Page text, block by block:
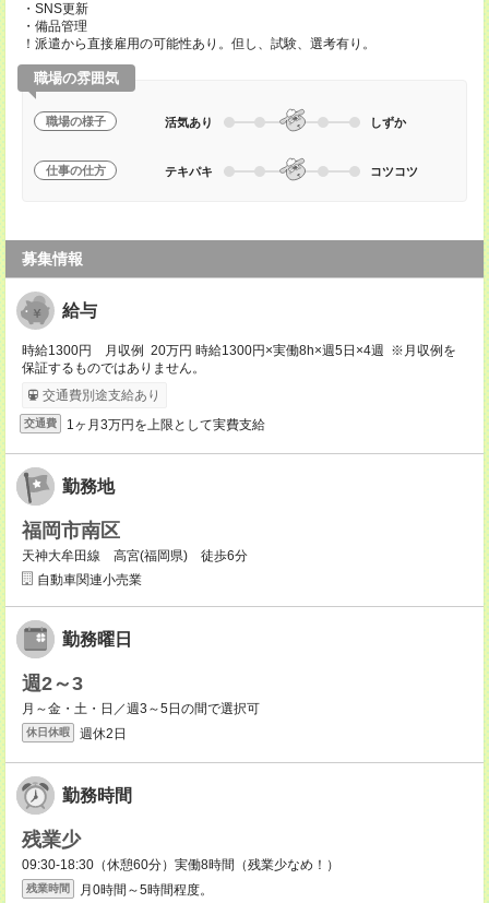
・SNS更新
・備品管理
！派遣から直接雇用の可能性あり。但し、試験、選考有り。
職場の雰囲気
職場の様子 活気あり しずか
仕事の仕方 テキパキ コツコツ
募集情報
給与
時給1300円 月収例 20万円 時給1300円×実働8h×週5日×4週 ※月収例を
保証するものではありません。
交通費別途支給あり
交通費 1ヶ月3万円を上限として実費支給
勤務地
福岡市南区
天神大牟田線 高宮(福岡県) 徒歩6分
自動車関連小売業
勤務曜日
週2～3
月～金・土・日／週3～5日の間で選択可
休日休暇 週休2日
勤務時間
残業少
09:30-18:30（休憩60分）実働8時間（残業少なめ！）
残業時間
月0時間～5時間程度。